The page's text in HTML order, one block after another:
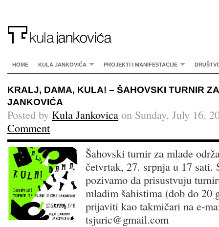
HOME KULA JANKOVIĆA PROJEKTI I MANIFESTACIJE
KRALJ, DAMA, KULA! – ŠAHOVSKI TURNIR
JANKOVIĆA
Posted by Kula Jankovica on Sunday, July 16,
Comment
Šahovski turnir za mlade
četvrtak, 27. srpnja u 17 sati.
pozivamo da prisustvuju
mladim šahistima (dob do 20
prijaviti kao takmičari na e-
tsjuric@gmail.com